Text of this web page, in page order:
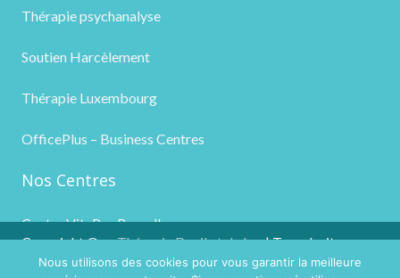
Thérapie psychanalyse
Soutien Harcèlement
Thérapie Luxembourg
OfficePlus – Business Centres
Nos Centres
Centre VitaPsy Bruxelles
Copyright ©
2026
Thérapie Deuil et de la
Perte
| Tous droits
réservés.
Nous utilisons des cookies pour vous garantir la meilleure